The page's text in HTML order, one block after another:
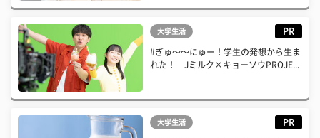
大学生活 PR
#ぎゅ〜〜にゅー！学生の発想から生ま
れた！ Jミルク×キョーソウPROJE...
大学生活 PR